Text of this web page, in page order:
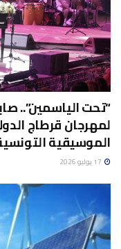
“تحت الياسمين”..
لمهرجان قرطاج
الموسيقية